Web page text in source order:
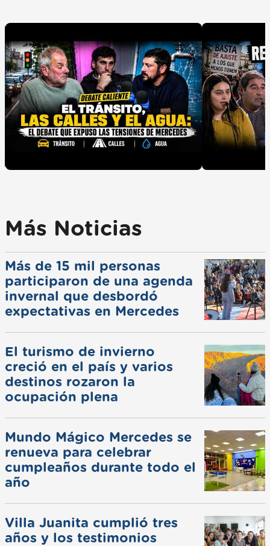
Más Noticias
Más de 15 mil personas
participaron de una agenda
invernal que desbordó
expectativas en Mercedes
El turismo de invierno
creció en el país y varios
destinos rozaron la
ocupación plena
Mundo Mágico Mercedes se
renueva para celebrar
cumpleaños durante todo el
año
Villa Juanita cumplió tres
años y los testimonios